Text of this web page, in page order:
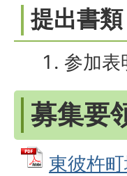
提出書類
参加表
募集要
東彼杵